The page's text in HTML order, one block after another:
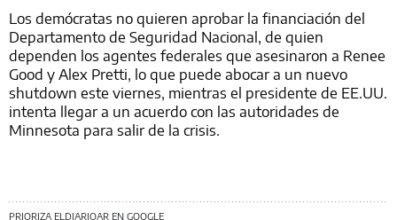
Los demócratas no quieren aprobar la financiación del
Departamento de Seguridad Nacional, de quien
dependen los agentes federales que asesinaron a Renee
Good y Alex Pretti, lo que puede abocar a un nuevo
shutdown este viernes, mientras el presidente de EE.UU.
intenta llegar a un acuerdo con las autoridades de
Minnesota para salir de la crisis.
PRIORIZA ELDIARIOAR EN GOOGLE